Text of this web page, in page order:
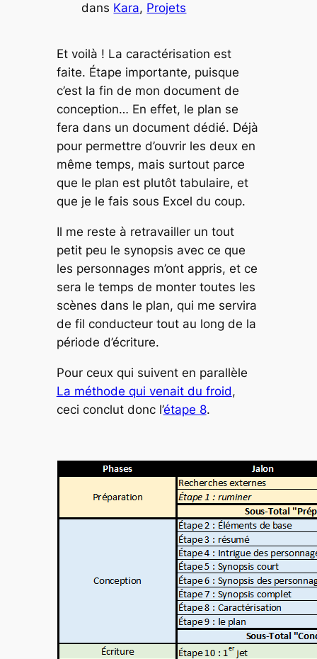
dans Kara, Projets
Et voilà ! La caractérisation est
faite. Étape importante, puisque
c’est la fin de mon document de
conception… En effet, le plan se
fera dans un document dédié. Déjà
pour permettre d’ouvrir les deux en
même temps, mais surtout parce
que le plan est plutôt tabulaire, et
que je le fais sous Excel du coup.
Il me reste à retravailler un tout
petit peu le synopsis avec ce que
les personnages m’ont appris, et ce
sera le temps de monter toutes les
scènes dans le plan, qui me servira
de fil conducteur tout au long de la
période d’écriture.
Pour ceux qui suivent en parallèle
La méthode qui venait du froid,
ceci conclut donc l’étape 8.